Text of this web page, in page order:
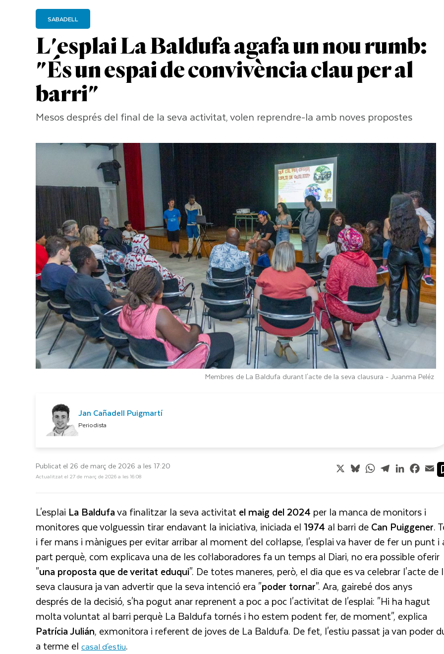
L'esplai La Baldufa agafa un nou rumb:
"És un espai de convivència clau per al
barri"
SABADELL
Mesos després del final de la seva activitat, volen reprendre-la amb noves propostes
Membres de La Baldufa durant l'acte de la seva clausura - Juanma Peléz
Jan Cañadell Puigmartí
Periodista
Publicat el 26 de març de 2026 a les 17:20
Actualitzat el 27 de març de 2026 a les 16:08
X BlueskyWhatsApp
TelegramLinkedIn
L'esplai La Baldufava finalitzar la seva activitatel maig del 2024 per la manca de monitors i
monitores que volguessin tirar endavant la iniciativa, iniciada el 1974 al barri deCan Puiggener.
i fer mans i mànigues per evitar arribar al moment del col·lapse, l'esplai va haver de fer un punt i
part perquè, com explicava una de les col·laboradores fa un temps al Diari, no era possible oferir
"una proposta que de veritat eduqui". De totes maneres, però, el dia que es va celebrar l'acte de
seva clausura ja van advertir que la seva intenció era "poder tornar". Ara, gairebé dos anys
després de la decisió, s'ha pogut anar reprenent a poc a poc l'activitat de l'esplai: "Hi ha hagut
molta voluntat al barri perquè La Baldufa tornés i ho estem podent fer, de moment", explica
Patrícia Julián, exmonitora i referent de joves de La Baldufa. De fet, l'estiu passat ja van poder
a terme el casal d'estiu.